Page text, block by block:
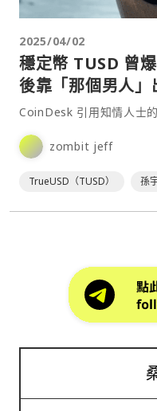
2025/04/02
穩定幣 TUSD 曾
後靠「那個男人」
CoinDesk 引用知情人士
zombit jeff
TrueUSD（TUSD） 孫